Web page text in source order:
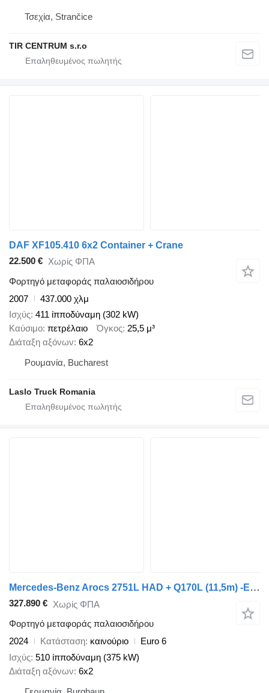
Τσεχία, Strančice
TIR CENTRUM s.r.o
DAF XF105.410 6x2 Container + Crane
22.500 € Χωρίς ΦΠΑ
Φορτηγό μεταφοράς παλαιοσιδήρου
2007
437.000 χλμ
Ισχύς 411 ίπποδύναμη (302 kW)
Καύσιμο πετρέλαιο Όγκος 25,5 μ³
Διάταξη αξόνων 6x2
Ρουμανία, Bucharest
Laslo Truck Romania
Mercedes-Benz Arocs 2751L HAD + Q170L (11,5m) -EBERT-Forst-LKW
327.890 € Χωρίς ΦΠΑ
Φορτηγό μεταφοράς παλαιοσιδήρου
2024
Κατάσταση καινούριο
Euro 6
Ισχύς 510 ίπποδύναμη (375 kW)
Διάταξη αξόνων 6x2